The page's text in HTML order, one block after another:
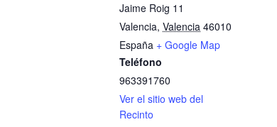
Jaime Roig 11
Valencia, Valencia 46010
España + Google Map
Teléfono
963391760
Ver el sitio web del
Recinto